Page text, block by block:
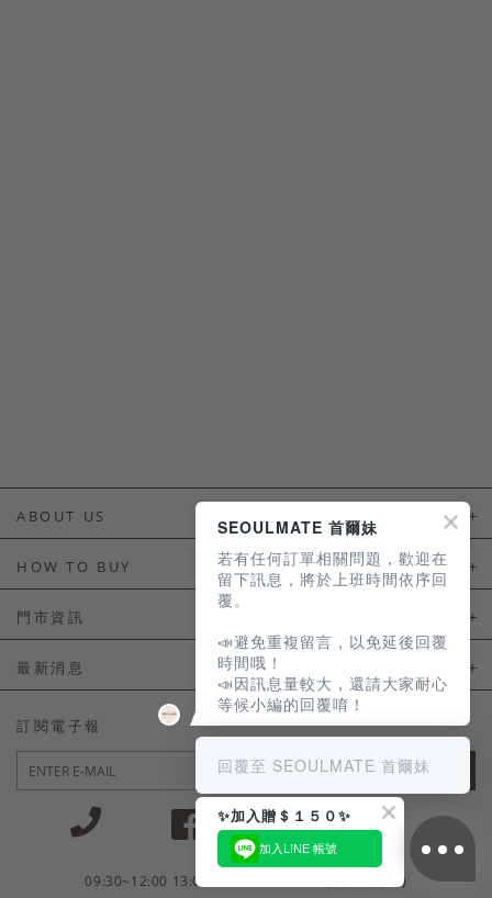
ABOUT US
HOW TO BUY
如何購買
會員常見問題
訂單常見問題
商品售後服務
電子發票
門市資訊
門市資訊
最新消息
LINE官方會員活動
訂閱電子報
JOIN
09:30~12:00 13:00~18:30 / Mon - Fri(例假日除外)
SEOULMATE 首爾妹
若有任何訂單相關問題，歡迎在
留下訊息，將於上班時間依序回
覆。
📣避免重複留言，以免延後回覆
時間哦！
📣因訊息量較大，還請大家耐心
等候小編的回覆唷！
回覆至 SEOULMATE 首爾妹
✨加入贈＄１５０✨
加入LINE 帳號